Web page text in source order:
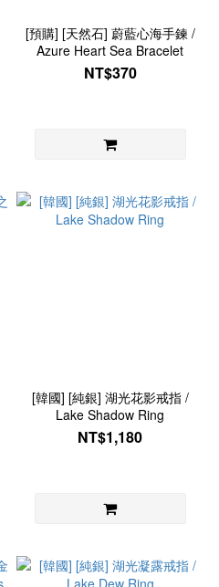
[預購] [天然石] 蔚藍心海手鍊 /
Azure Heart Sea Bracelet
NT$370
[韓國] [純銀] 湖光花影戒指 /
Lake Shadow Ring
NT$1,180